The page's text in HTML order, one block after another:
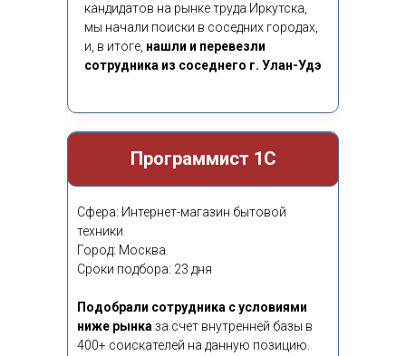
кандидатов на рынке труда Иркутска,
мы начали поиски в соседних городах,
и, в итоге, нашли и перевезли
сотрудника из соседнего г. Улан-Удэ
Программист 1С
Сфера: Интернет-магазин бытовой
техники
Город: Москва
Сроки подбора: 23 дня
Подобрали сотрудника с условиями
ниже рынка за счет внутренней базы в
400+ соискателей на данную позицию.